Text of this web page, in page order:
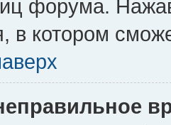
форума.
в котором